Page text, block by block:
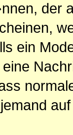
der
ein